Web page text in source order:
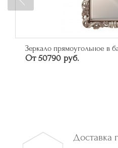
Зеркало прямоугольное в
От 50790 руб.
Доставка